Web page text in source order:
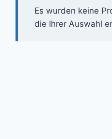
Es wurden keine
die Ihrer Auswahl